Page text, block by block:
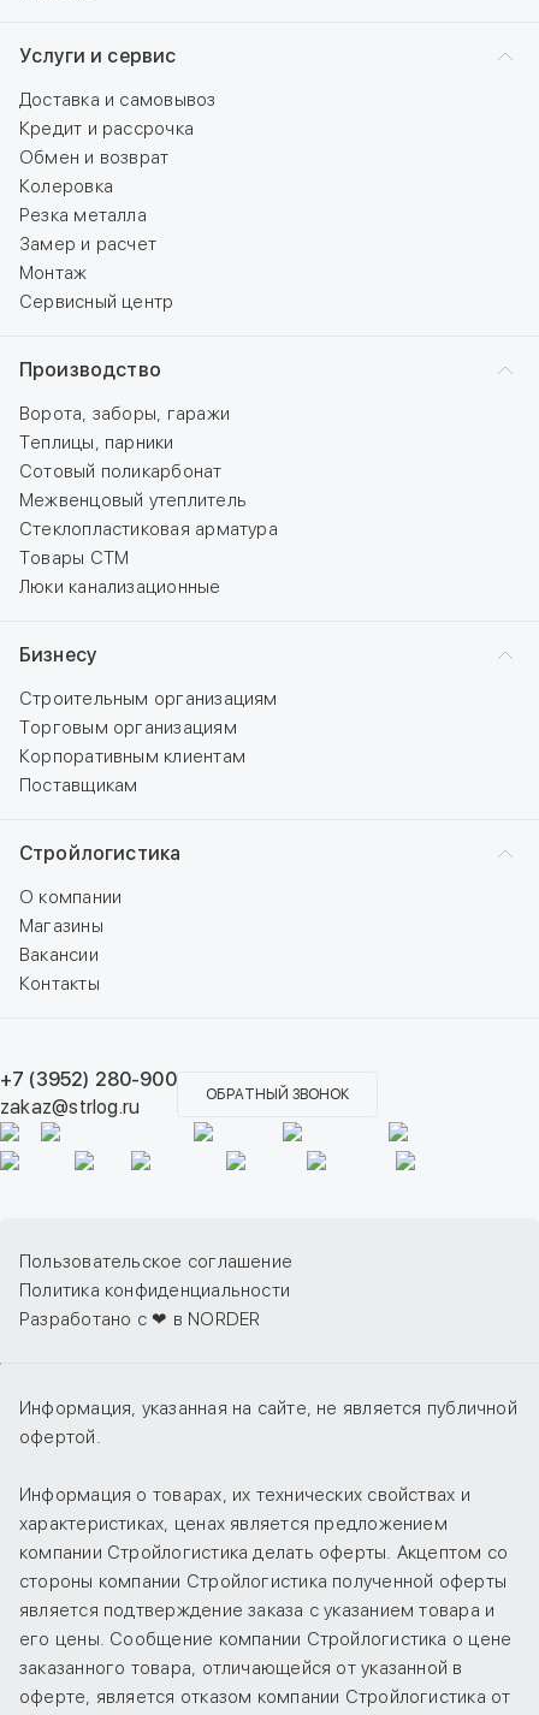
Услуги и сервис
Доставка и самовывоз
Кредит и рассрочка
Обмен и возврат
Колеровка
Резка металла
Замер и расчет
Монтаж
Сервисный центр
Производство
Ворота, заборы, гаражи
Теплицы, парники
Сотовый поликарбонат
Межвенцовый утеплитель
Стеклопластиковая арматура
Товары СТМ
Люки канализационные
Бизнесу
Строительным организациям
Торговым организациям
Корпоративным клиентам
Поставщикам
Стройлогистика
О компании
Магазины
Вакансии
Контакты
+7 (3952) 280-900
zakaz@strlog.ru
ОБРАТНЫЙ ЗВОНОК
Пользовательское соглашение
Политика конфиденциальности
Разработано с ❤ в NORDER
Информация, указанная на сайте, не является публичной
офертой.
Информация о товарах, их технических свойствах и
характеристиках, ценах является предложением
компании Стройлогистика делать оферты. Акцептом со
стороны компании Стройлогистика полученной оферты
является подтверждение заказа с указанием товара и
его цены. Сообщение компании Стройлогистика о цене
заказанного товара, отличающейся от указанной в
оферте, является отказом компании Стройлогистика от